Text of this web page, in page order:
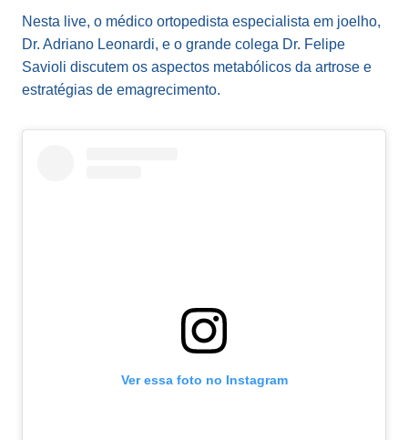
Nesta live, o médico ortopedista especialista em joelho,
Dr. Adriano Leonardi, e o grande colega Dr. Felipe
Savioli discutem os aspectos metabólicos da artrose e
estratégias de emagrecimento.
Ver essa foto no Instagram